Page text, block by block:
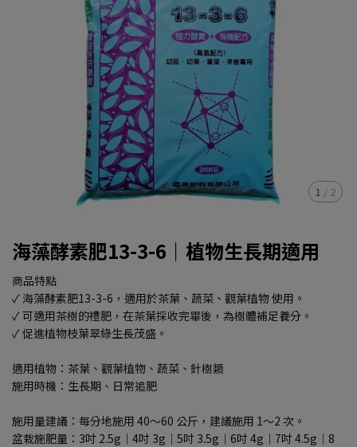
1 / 2
海藻酵素肥13-3-6｜植物生長期適用
商品特點
✓ 海藻酵素肥13-3-6，適用於茶葉、蔬菜、觀葉植物 使用。
✓ 可適用茶樹的禮肥，在茶葉採收完畢後，為樹體補足養分。
✓ 促進植物枝葉翠綠生長茂盛。
適用植物：茶葉、觀葉植物、蔬菜、針樹類
施用時機：生長期、日常追肥
施用量建議：每分地施用 40～60 公斤，建議施用 1～2 次。
盆栽施肥量：3吋 2.5g｜4吋 3g｜5吋 3.5g｜6吋 4g｜7吋 4.5g｜8